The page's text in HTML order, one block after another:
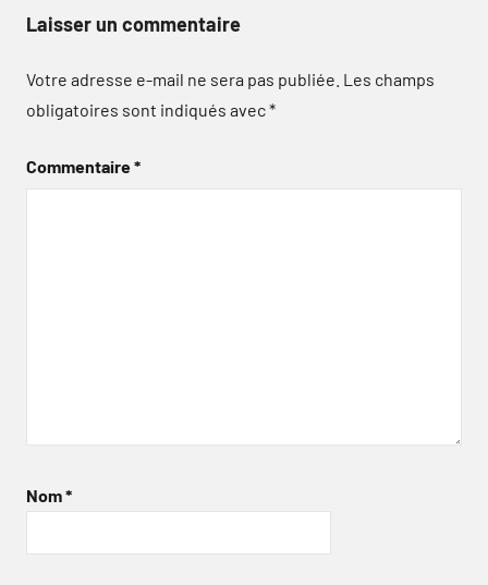
Laisser un commentaire
Votre adresse e-mail ne sera pas publiée. Les champs
obligatoires sont indiqués avec*
Commentaire*
Nom*